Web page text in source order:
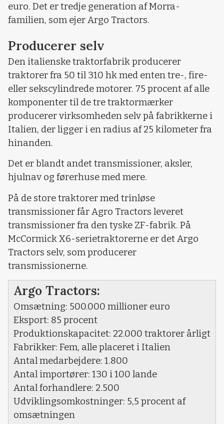
euro. Det er tredje generation af Morra-
familien, som ejer Argo Tractors.
Producerer selv
Den italienske traktorfabrik producerer
traktorer fra 50 til 310 hk med enten tre-, fire-
eller sekscylindrede motorer. 75 procent af alle
komponenter til de tre traktormærker
producerer virksomheden selv på fabrikkerne i
Italien, der ligger i en radius af 25 kilometer fra
hinanden.
Det er blandt andet transmissioner, aksler,
hjulnav og førerhuse med mere.
På de store traktorer med trinløse
transmissioner får Agro Tractors leveret
transmissioner fra den tyske ZF-fabrik. På
McCormick X6-serietraktorerne er det Argo
Tractors selv, som producerer
transmissionerne.
Argo Tractors:
Omsætning: 500.000 millioner euro
Eksport: 85 procent
Produktionskapacitet: 22.000 traktorer årligt
Fabrikker: Fem, alle placeret i Italien
Antal medarbejdere: 1.800
Antal importører: 130 i 100 lande
Antal forhandlere: 2.500
Udviklingsomkostninger: 5,5 procent af
omsætningen